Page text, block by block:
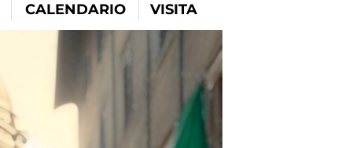
CALENDARIO VISITA